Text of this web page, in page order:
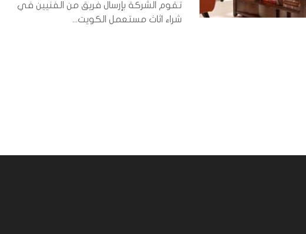
تقوم الشركة بإرسال فريق من الفنيين في
شراء اثاث مستعمل الكويت...